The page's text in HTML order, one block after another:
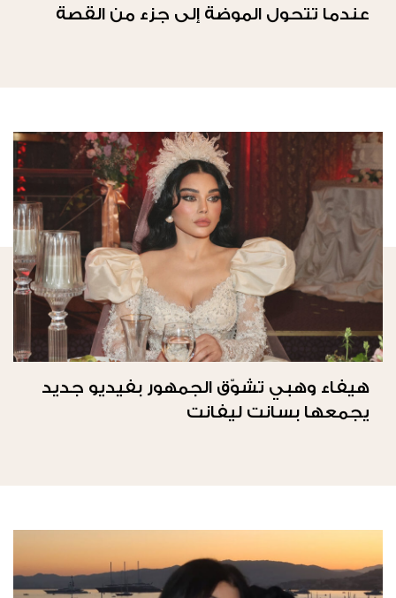
عندما تتحول الموضة إلى جزء من القصة
هيفاء وهبي تشوّق الجمهور بفيديو جديد
يجمعها بسانت ليفانت